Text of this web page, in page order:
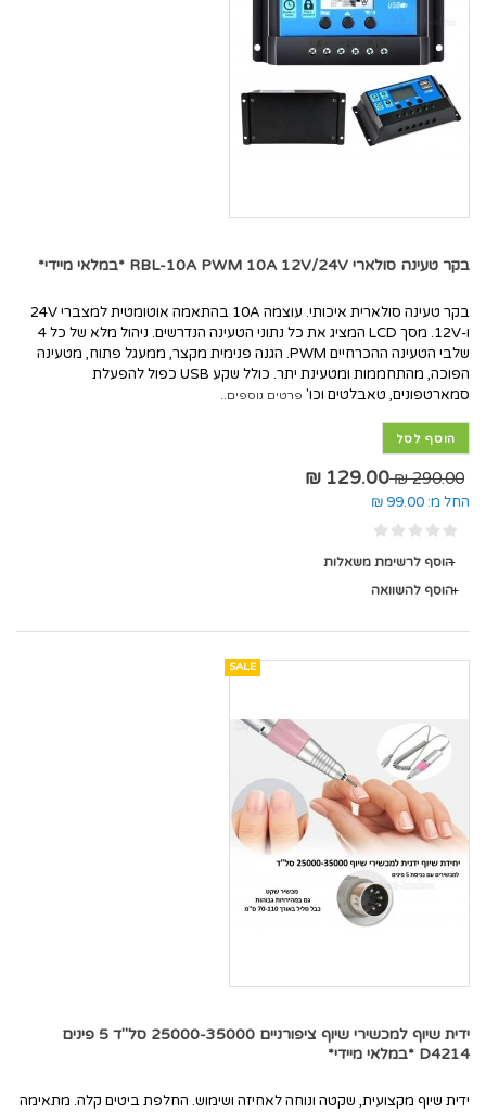
בקר טעינה סולארי RBL-10A PWM 10A 12V/24V *במלאי מיידי*
בקר טעינה סולארית איכותי. עוצמה 10A בהתאמה אוטומטית למצברי 24V
ו-12V. מסך LCD המציג את כל נתוני הטעינה הנדרשים. ניהול מלא של כל 4
שלבי הטעינה ההכרחיים PWM. הגנה פנימית מקצר, ממעגל פתוח, מטעינה
הפוכה, מהתחממות ומטעינת יתר. כולל שקע USB כפול להפעלת
סמארטפונים, טאבלטים וכו' פרטים נוספים..
הוסף לסל
290.00 ₪
129.00 ₪
החל מ: 99.00 ₪
הוסף לרשימת משאלות
הוסף להשוואה
SALE
ידית שיוף למכשירי שיוף ציפורניים 25000-35000 סל"ד 5 פינים
D4214 *במלאי מיידי*
ידית שיוף מקצועית, שקטה ונוחה לאחיזה ושימוש. החלפת ביטים קלה. מתאימה